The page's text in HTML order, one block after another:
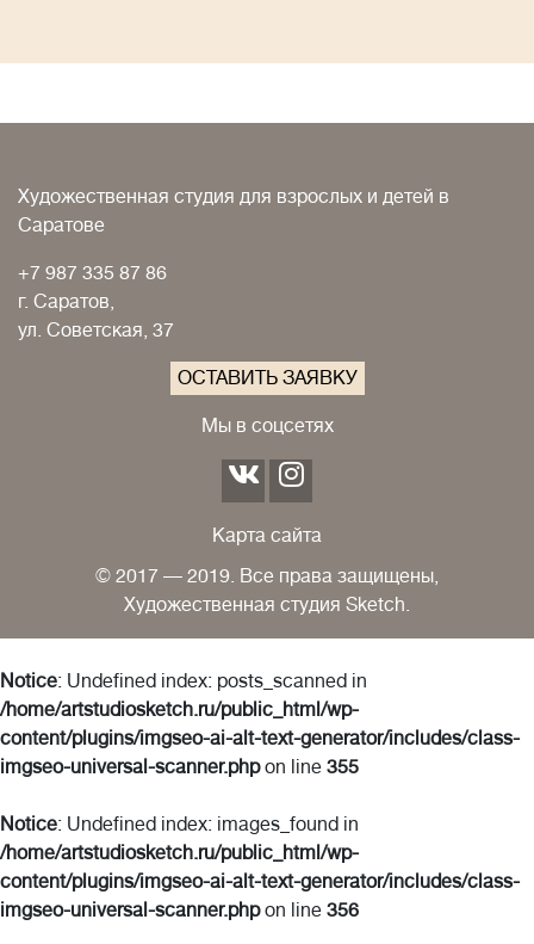
Художественная студия для взрослых и детей в
Саратове
+7 987 335 87 86
г. Саратов,
ул. Советская, 37
ОСТАВИТЬ ЗАЯВКУ
Мы в соцсетях
Карта сайта
© 2017 — 2019. Все права защищены,
Художественная студия Sketch.
Notice: Undefined index: posts_scanned in
/home/artstudiosketch.ru/public_html/wp-
content/plugins/imgseo-ai-alt-text-generator/includes/class-
imgseo-universal-scanner.phpon line 355
Notice: Undefined index: images_found in
/home/artstudiosketch.ru/public_html/wp-
content/plugins/imgseo-ai-alt-text-generator/includes/class-
imgseo-universal-scanner.phpon line 356